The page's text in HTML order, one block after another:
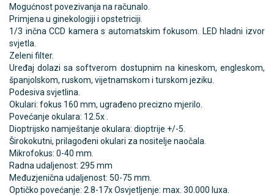
Mogućnost povezivanja na računalo.
Primjena u ginekologiji i opstetriciji.
1/3 inčna CCD kamera s automatskim fokusom. LED hladni izvor
svjetla.
Zeleni filter.
Uređaj dolazi sa softverom dostupnim na kineskom, engleskom,
španjolskom, ruskom, vijetnamskom i turskom jeziku.
Podesiva svjetlina.
Okulari: fokus 160 mm, ugrađeno precizno mjerilo.
Povećanje okulara: 12.5x .
Dioptrijsko namještanje okulara: dioptrije +/-5.
Širokokutni, prilagođeni okulari za nositelje naočala.
Mikrofokus: 0-40 mm.
Radna udaljenost: 295 mm
Međuzjenična udaljenost: 50-75 mm.
Optičko povećanje: 2.8-17x Osvjetljenje: max. 30.000 luxa.